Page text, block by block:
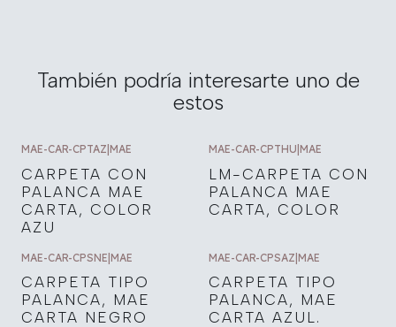
También podría interesarte uno de
estos
MAE-CAR-CPTAZ MAE
CARPETA CON
PALANCA MAE
CARTA, COLOR
AZU
MAE-CAR-CPTHU MAE
LM-CARPETA CON
PALANCA MAE
CARTA, COLOR
MAE-CAR-CPSNE|MAE
CARPETA TIPO
PALANCA, MAE
CARTA NEGRO
MAE-CAR-CPSAZ|MAE
CARPETA TIPO
PALANCA, MAE
CARTA AZUL.